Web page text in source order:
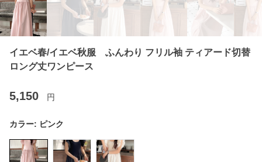
イエベ春/イエベ秋服 ふんわり フリル袖 ティアード切替
ロング丈ワンピース
5,150 円
カラー: ピンク